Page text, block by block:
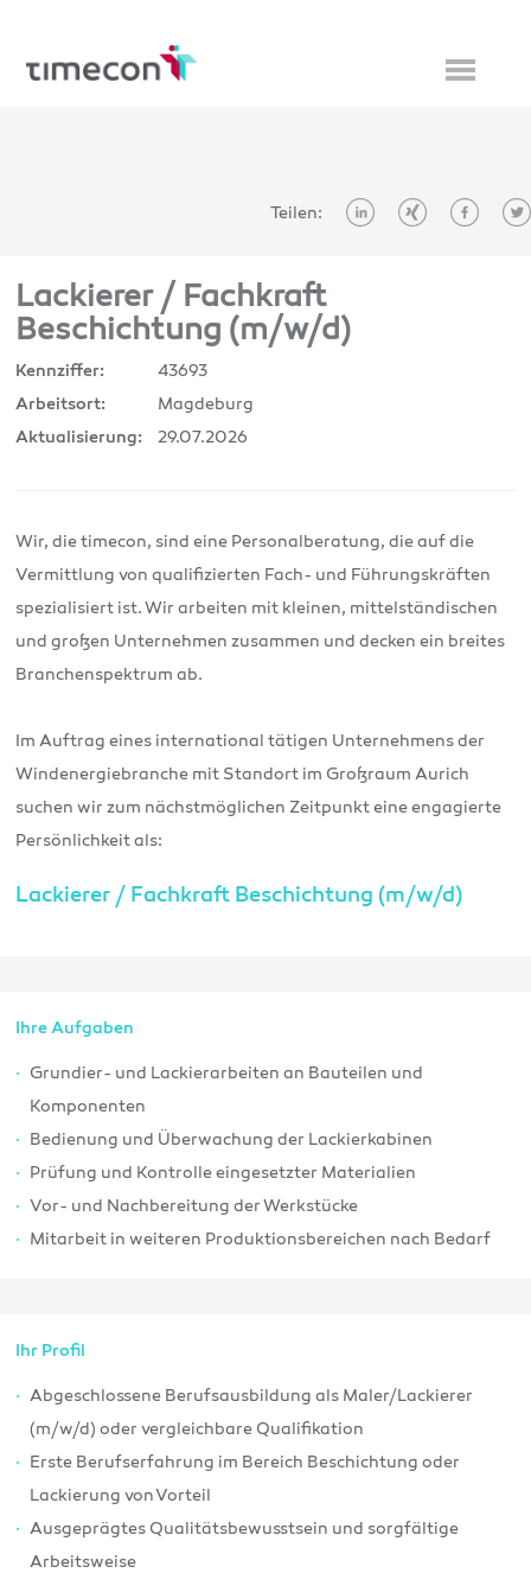
Teilen:
Lackierer / Fachkraft
Beschichtung (m/w/d)
Kennziffer: 43693
Arbeitsort: Magdeburg
Aktualisierung: 29.07.2026
Wir, die timecon, sind eine Personalberatung, die auf die
Vermittlung von qualifizierten Fach- und Führungskräften
spezialisiert ist. Wir arbeiten mit kleinen, mittelständischen
und großen Unternehmen zusammen und decken ein breites
Branchenspektrum ab.
Im Auftrag eines international tätigen Unternehmens der
Windenergiebranche mit Standort im Großraum Aurich
suchen wir zum nächstmöglichen Zeitpunkt eine engagierte
Persönlichkeit als:
Lackierer / Fachkraft Beschichtung (m/w/d)
Ihre Aufgaben
Grundier- und Lackierarbeiten an Bauteilen und
Komponenten
Bedienung und Überwachung der Lackierkabinen
Prüfung und Kontrolle eingesetzter Materialien
Vor- und Nachbereitung der Werkstücke
Mitarbeit in weiteren Produktionsbereichen nach Bedarf
Ihr Profil
Abgeschlossene Berufsausbildung als Maler/Lackierer
(m/w/d) oder vergleichbare Qualifikation
Erste Berufserfahrung im Bereich Beschichtung oder
Lackierung von Vorteil
Ausgeprägtes Qualitätsbewusstsein und sorgfältige
Arbeitsweise